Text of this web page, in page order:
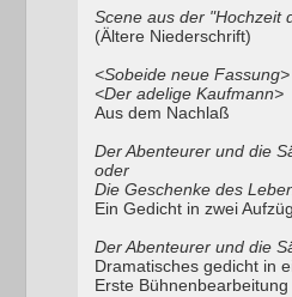
Scene aus der "Hochzeit
(Ältere Niederschrift)
<Sobeide neue Fassung>
<Der adelige Kaufmann>
Aus dem Nachlaß
Der Abenteurer und die
oder
Die Geschenke des
Ein Gedicht in zwei
Der Abenteurer und die
Dramatisches gedicht in
Erste Bühnenbearbeitung